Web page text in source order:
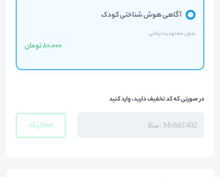
آگاهی هوش شناختی کودک
بدون محدودیت زمانی
80,000 تومان
در صورتی که کد تخفیف دارید، وارد کنید
اعمال کد